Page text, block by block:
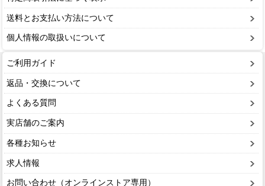
送料とお支払い方法について
個人情報の取扱いについて
ご利用ガイド
返品・交換について
よくある質問
実店舗のご案内
各種お知らせ
求人情報
お問い合わせ（オンラインストア専用）